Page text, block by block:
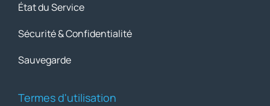
État du Service
Sécurité & Confidentialité
Sauvegarde
Termes d'utilisation